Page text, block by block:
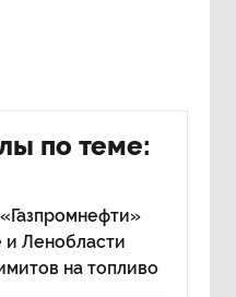
по теме:
и Ленобласти
на топливо